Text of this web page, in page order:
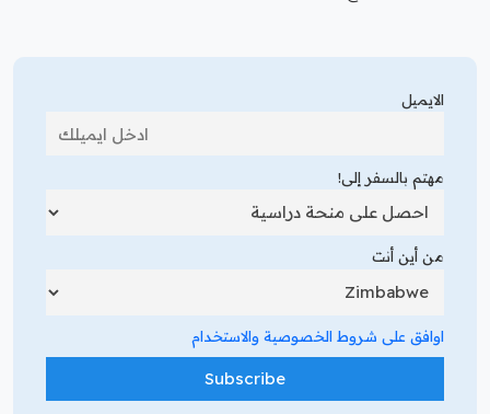
الايميل
مهتم بالسفر إلى!
من أين أنت
اوافق على شروط الخصوصية والاستخدام